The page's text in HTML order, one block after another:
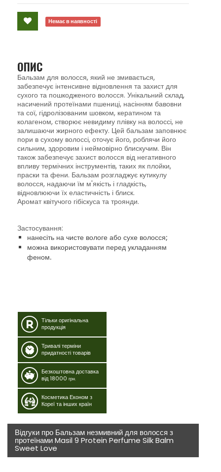
Немає в наявності
ОПИС
Бальзам для волосся, який не змивається,
забезпечує інтенсивне відновлення та захист для
сухого та пошкодженого волосся. Унікальний склад,
насичений протеїнами пшениці, насінням бавовни
та сої, гідролізованим шовком, кератином та
колагеном, створює невидиму плівку на волоссі, не
залишаючи жирного ефекту. Цей бальзам заповнює
пори в сухому волоссі, оточує його, роблячи його
сильним, здоровим і неймовірно блискучим. Він
також забезпечує захист волосся від негативного
впливу термічних інструментів, таких як плойки,
праски та фени. Бальзам розгладжує кутикулу
волосся, надаючи їм м'якість і гладкість,
відновлюючи їх еластичність і блиск.
Аромат квітучого гібіскуса та троянди.
Застосування:
нанесіть на чисте вологе або сухе волосся;
можна використовувати перед укладанням
феном.
Тільки оригінальна
продукція
Тривалі терміни
придатності товарів
Безкоштовна доставка
від 18000 грн.
Косметика Економ з
Кореї та інших країн
Відгуки про Бальзам незмивний для волосся з
протеїнами Masil 9 Protein Perfume Silk Balm
Sweet Love